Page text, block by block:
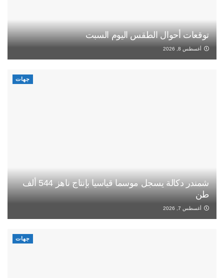
توقعات أحوال الطقس اليوم السبت
أغسطس 8, 2026
جهات
شمندر دكالة يسجل موسما قياسيا بإنتاج ناهز 544 ألف
طن
أغسطس 7, 2026
جهات